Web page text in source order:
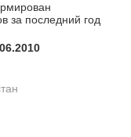
за последний год